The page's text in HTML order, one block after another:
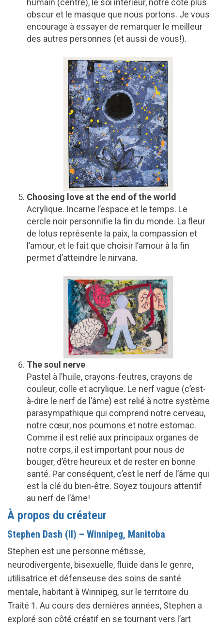
humain (centre), le soi intérieur, notre côté plus
obscur et le masque que nous portons. Je vous
encourage à essayer de remarquer le meilleur
des autres personnes (et aussi de vous!).
Choosing love at the end of the world
Acrylique. Incarne l’espace et le temps. Le
cercle noir personnifie la fin du monde. La fleur
de lotus représente la paix, la compassion et
l’amour, et le fait que choisir l’amour à la fin
permet d’atteindre le nirvana.
The soul nerve
Pastel à l’huile, crayons-feutres, crayons de
couleur, colle et acrylique. Le nerf vague (c’est-
à-dire le nerf de l’âme) est relié à notre système
parasympathique qui comprend notre cerveau,
notre cœur, nos poumons et notre estomac.
Comme il est relié aux principaux organes de
notre corps, il est important pour nous de
bouger, d’être heureux et de rester en bonne
santé. Par conséquent, c’est le nerf de l’âme qui
est la clé du bien-être. Soyez toujours attentif
au nerf de l’âme!
À propos du créateur
Stephen Dash (il) – Winnipeg, Manitoba
Stephen est une personne métisse,
neurodivergente, bisexuelle, fluide dans le genre,
utilisatrice et défenseuse des soins de santé
mentale, habitant à Winnipeg, sur le territoire du
Traité 1. Au cours des dernières années, Stephen a
exploré son côté créatif en se tournant vers l’art